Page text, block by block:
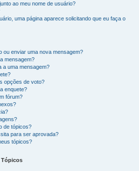
ao meu nome de usuário?
uma página aparece solicitando que eu faça o
ou enviar uma nova mensagem?
mensagem?
a uma mensagem?
opções de voto?
enquete?
fórum?
de tópicos?
para ser aprovada?
tópicos?
Tópicos